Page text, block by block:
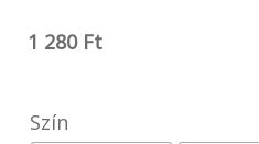
1 280 Ft
Szín